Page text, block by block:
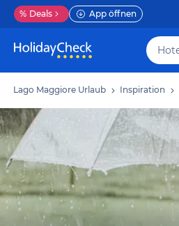
% Deals App öffnen
Lago Maggiore Urlaub Inspiration